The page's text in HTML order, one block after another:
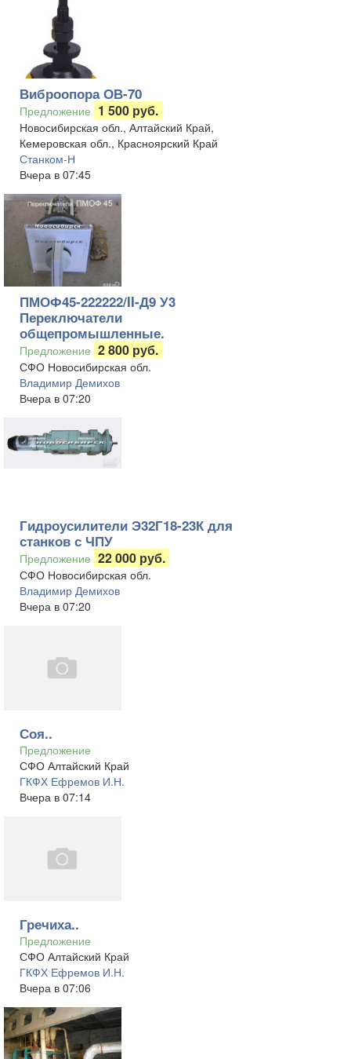
Виброопора ОВ-70
Предложение 1 500 руб.
Новосибирская обл., Алтайский Край,
Кемеровская обл., Красноярский Край
Станком-Н
Вчера в 07:45
ПМОФ45-222222/II-Д9 У3
Переключатели
общепромышленные.
Предложение 2 800 руб.
СФО Новосибирская обл.
Владимир Демихов
Вчера в 07:20
Гидроусилители Э32Г18-23К для
станков с ЧПУ
Предложение 22 000 руб.
СФО Новосибирская обл.
Владимир Демихов
Вчера в 07:20
Соя..
Предложение
СФО Алтайский Край
ГКФХ Ефремов И.Н.
Вчера в 07:14
Гречиха..
Предложение
СФО Алтайский Край
ГКФХ Ефремов И.Н.
Вчера в 07:06